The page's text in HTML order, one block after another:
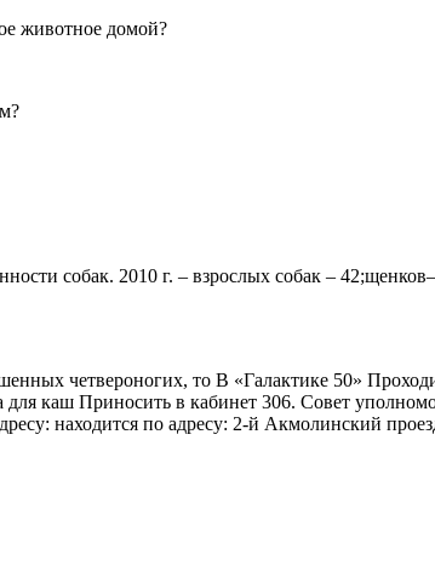
животное домой?
собак. 2010 г. – взрослых собак –
четвероногих, то В «Галактике 50»
каш Приносить в кабинет 306. Совет
находится по адресу: 2-й Акмолинский